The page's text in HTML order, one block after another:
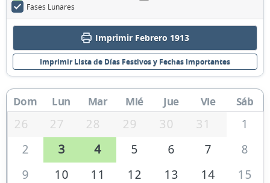
Fases Lunares
Imprimir Febrero 1913
Imprimir Lista de Días Festivos y Fechas Importantes
Dom Lun Mar Mié Jue Vie Sáb
26 27 28 29 30 31
1
2
3 4 5 6 7
8
9
10 11 12 13 14
15